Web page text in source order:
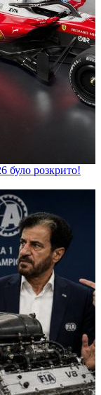
було розкрито!